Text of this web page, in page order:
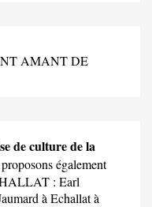
AMANT DE
de culture de la
également
: Earl
à Echallat à